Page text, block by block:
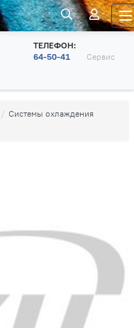
ТЕЛЕФОН:
64-50-41
Сервис
Системы охлаждения